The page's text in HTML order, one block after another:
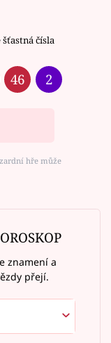
šťastná čísla
46 2
hře může
znamení a
přejí.